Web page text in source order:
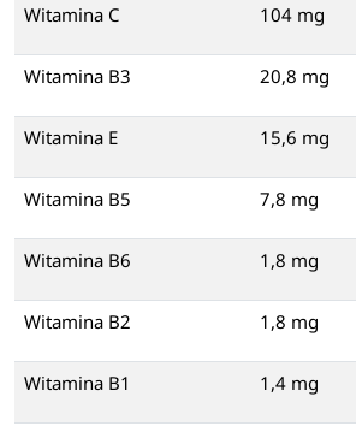
Witamina C 104 mg
Witamina B3 20,8 mg
Witamina E 15,6 mg
Witamina B5 7,8 mg
Witamina B6 1,8 mg
Witamina B2 1,8 mg
Witamina B1 1,4 mg